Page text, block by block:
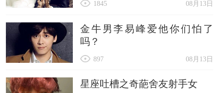
51. 钞票宝犬
52. 金饭宝
53. 宝石犬犬
08月13日
1845
金牛男李易峰爱他你们怕了
吗？
08月13日
897
星座吐槽之奇葩舍友射手女